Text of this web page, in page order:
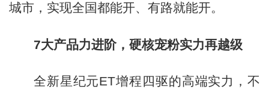
城市，实现全国都能开、有路就能开。
7大产品力进阶，硬核宠粉实力再越级
全新星纪元ET增程四驱的高端实力，不